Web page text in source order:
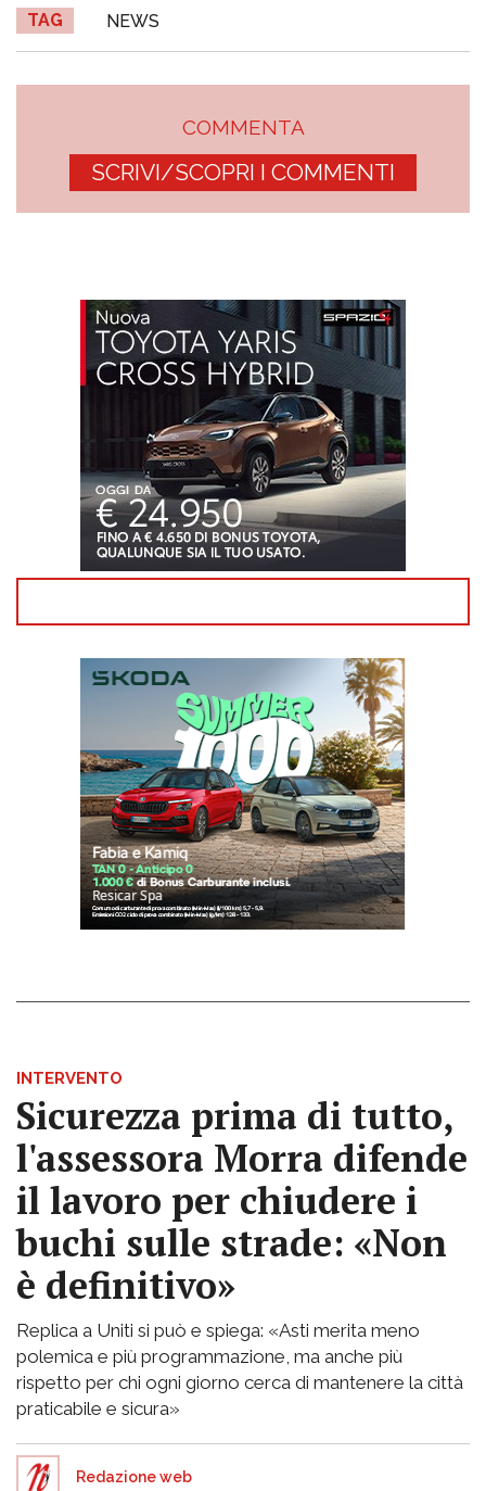
TAG NEWS
COMMENTA
SCRIVI/SCOPRI I COMMENTI
INTERVENTO
Sicurezza prima di tutto,
l'assessora Morra difende
il lavoro per chiudere i
buchi sulle strade: «Non
è definitivo»
Replica a Uniti si può e spiega: «Asti merita meno
polemica e più programmazione, ma anche più
rispetto per chi ogni giorno cerca di mantenere la città
praticabile e sicura»
Redazione web